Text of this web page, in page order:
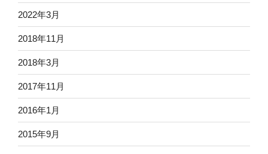
2022年3月
2018年11月
2018年3月
2017年11月
2016年1月
2015年9月